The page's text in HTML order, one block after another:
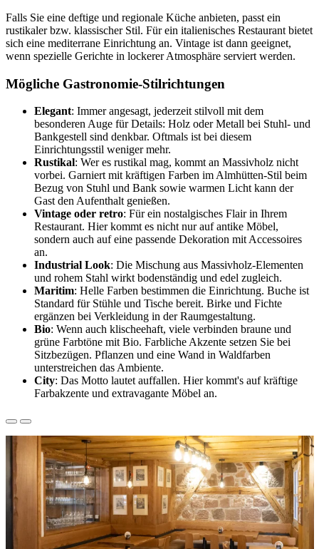
Falls Sie eine deftige und regionale Küche anbieten, passt ein
rustikaler bzw. klassischer Stil. Für ein italienisches Restaurant bietet
sich eine mediterrane Einrichtung an. Vintage ist dann geeignet,
wenn spezielle Gerichte in lockerer Atmosphäre serviert werden.
Mögliche Gastronomie-Stilrichtungen
Elegant: Immer angesagt, jederzeit stilvoll mit dem
besonderen Auge für Details: Holz oder Metall bei Stuhl- und
Bankgestell sind denkbar. Oftmals ist bei diesem
Einrichtungsstil weniger mehr.
Rustikal: Wer es rustikal mag, kommt an Massivholz nicht
vorbei. Garniert mit kräftigen Farben im Almhütten-Stil beim
Bezug von Stuhl und Bank sowie warmen Licht kann der
Gast den Aufenthalt genießen.
Vintage oder retro: Für ein nostalgisches Flair in Ihrem
Restaurant. Hier kommt es nicht nur auf antike Möbel,
sondern auch auf eine passende Dekoration mit Accessoires
an.
Industrial Look: Die Mischung aus Massivholz-Elementen
und rohem Stahl wirkt bodenständig und edel zugleich.
Maritim: Helle Farben bestimmen die Einrichtung. Buche ist
Standard für Stühle und Tische bereit. Birke und Fichte
ergänzen bei Verkleidung in der Raumgestaltung.
Bio: Wenn auch klischeehaft, viele verbinden braune und
grüne Farbtöne mit Bio. Farbliche Akzente setzen Sie bei
Sitzbezügen. Pflanzen und eine Wand in Waldfarben
unterstreichen das Ambiente.
City: Das Motto lautet auffallen. Hier kommt's auf kräftige
Farbakzente und extravagante Möbel an.